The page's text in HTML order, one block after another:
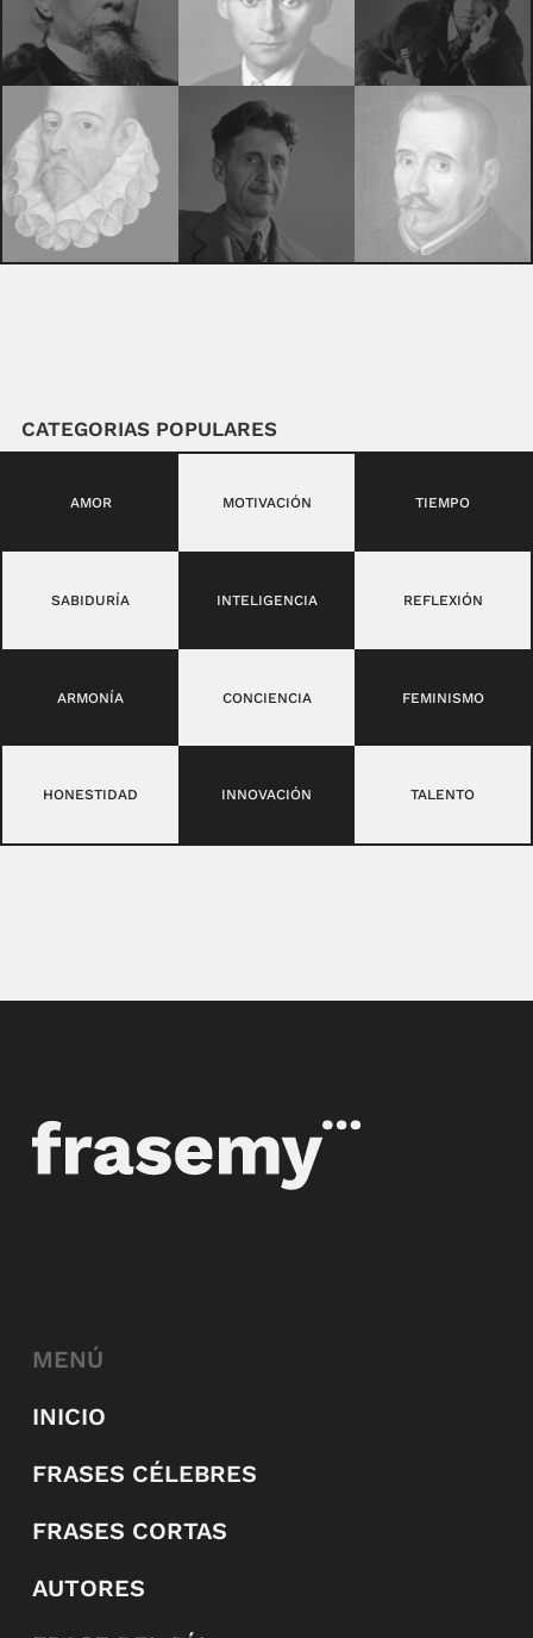
CATEGORIAS POPULARES
AMOR MOTIVACIÓN TIEMPO
SABIDURÍA INTELIGENCIA REFLEXIÓN
ARMONÍA CONCIENCIA FEMINISMO
HONESTIDAD INNOVACIÓN TALENTO
MENÚ
INICIO
FRASES CÉLEBRES
FRASES CORTAS
AUTORES